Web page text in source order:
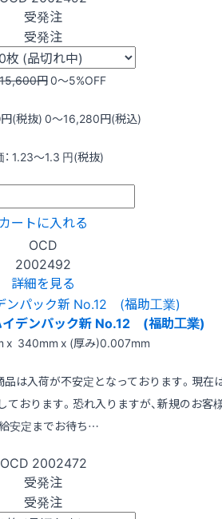
受発注
受発注
円0〜5%OFF
円(税抜) 0〜16,280円(税込)
1.23〜1.3 円(税抜)
カートに入れる
OCD
2002492
詳細を見る
ハイデンパック新 No.12 (福助工業)
x 340mm x (厚み)0.007mm
は入荷が不安定となっております。現在
おります。恐れ入りますが、新規のお客
安定までお待ち…
OCD 2002472
受発注
受発注